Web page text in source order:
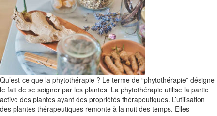
Qu’est-ce que la phytothérapie ? Le terme de “phytothérapie” désigne
le fait de se soigner par les plantes. La phytothérapie utilise la partie
active des plantes ayant des propriétés thérapeutiques. L’utilisation
des plantes thérapeutiques remonte à la nuit des temps. Elles